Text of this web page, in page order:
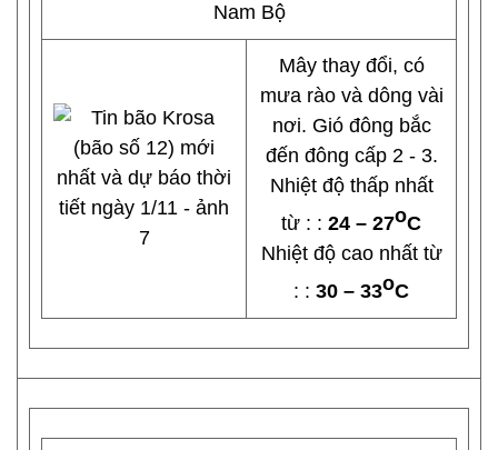
Nam Bộ
Mây thay đổi, có
mưa rào và dông vài
nơi. Gió đông bắc
đến đông cấp 2 - 3.
Nhiệt độ thấp nhất
từ : : 24 – 27oC
Nhiệt độ cao nhất từ
: : 30 – 33oC